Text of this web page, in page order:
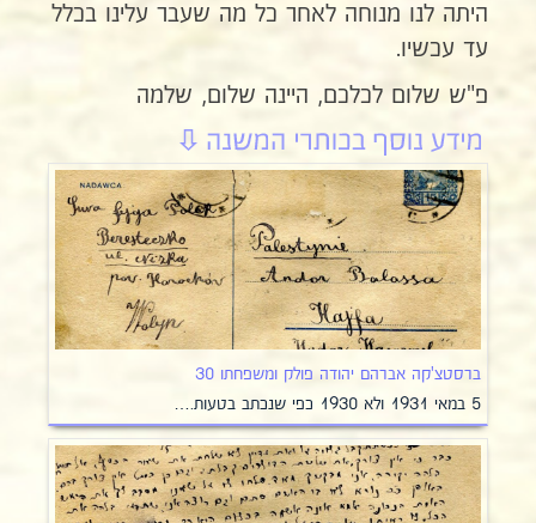
היתה לנו מנוחה לאחר כל מה שעבר עלינו בכלל
עד עכשיו.
פ"ש שלום לכלכם, היינה שלום, שלמה
ברסטצ'קה אברהם יהודה פולק ומשפחתו 30
5 במאי 1931 ולא 1930 כפי שנכתב בטעות.…